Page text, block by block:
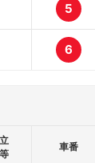
5
6
車番